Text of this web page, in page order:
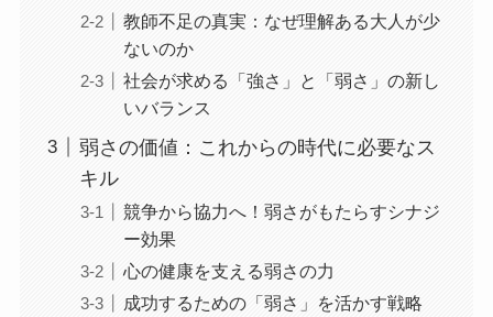
教師不足の真実：なぜ理解ある大人が少
ないのか
社会が求める「強さ」と「弱さ」の新し
いバランス
弱さの価値：これからの時代に必要なス
キル
競争から協力へ！弱さがもたらすシナジ
ー効果
心の健康を支える弱さの力
成功するための「弱さ」を活かす戦略